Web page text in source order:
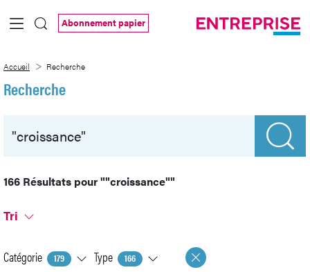
Saut au contenu principal
Abonnement papier
Accueil Recherche
Recherche
166 Résultats pour""croissance""
Tri
Catégorie 179 Type 166